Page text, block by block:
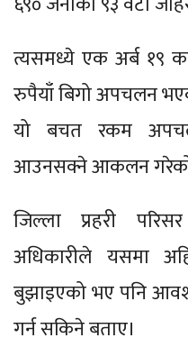
त्यसमध्ये एक अर्ब १९
रुपैयाँ बिगो अपचलन
यो बचत रकम
आउनसक्ने आकलन
जिल्ला प्रहरी
अधिकारीले यसमा
बुझाइएको भए पनि
गर्न सकिने बताए।